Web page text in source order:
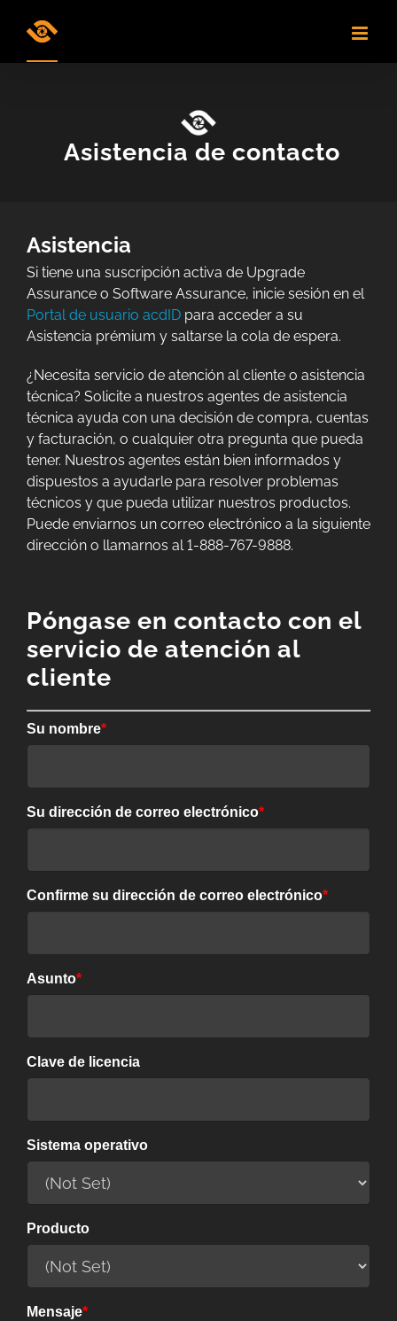
Asistencia de contacto
Asistencia
Si tiene una suscripción activa de Upgrade
Assurance o Software Assurance, inicie sesión en el
Portal de usuario acdID para acceder a su
Asistencia prémium y saltarse la cola de espera.
¿Necesita servicio de atención al cliente o asistencia
técnica? Solicite a nuestros agentes de asistencia
técnica ayuda con una decisión de compra, cuentas
y facturación, o cualquier otra pregunta que pueda
tener. Nuestros agentes están bien informados y
dispuestos a ayudarle para resolver problemas
técnicos y que pueda utilizar nuestros productos.
Puede enviarnos un correo electrónico a la siguiente
dirección o llamarnos al 1-888-767-9888.
Póngase en contacto con el
servicio de atención al
cliente
Su nombre*
Su dirección de correo electrónico*
Confirme su dirección de correo electrónico*
Asunto*
Clave de licencia
Sistema operativo
Producto
Mensaje*